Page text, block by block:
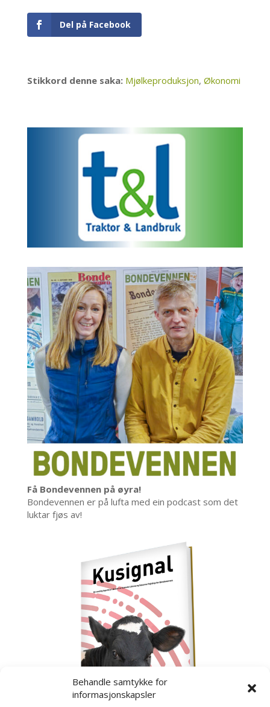
Behandle samtykke for
informasjonskapsler
Del på Facebook
Stikkord denne saka: Mjølkeproduksjon, Økonomi
Få Bondevennen på øyra!
Bondevennen er på lufta med ein podcast som det
luktar fjøs av!